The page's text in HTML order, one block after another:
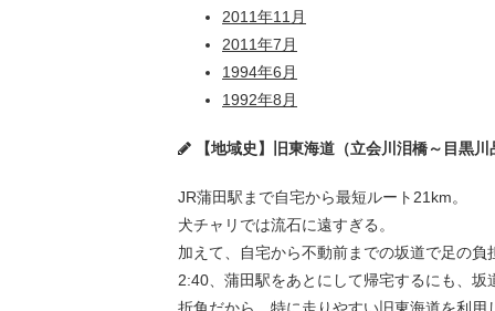
2011年11月
2011年7月
1994年6月
1992年8月
【地域史】旧東海道（立会川泪橋～目黒
JR蒲田駅まで自宅から最短ルート21km。
犬チャリでは流石に遠すぎる。
加えて、自宅から不動前までの坂道で足の負
2:40、蒲田駅をあとにして帰宅するにも、
折角だから、特に走りやすい旧東海道を利用